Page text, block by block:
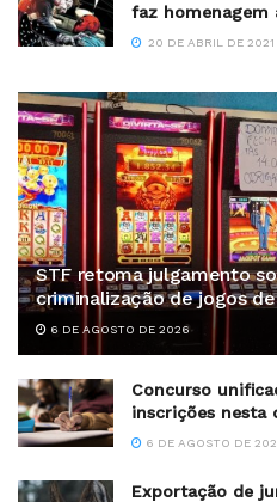
faz homenagem
20 DE ABRIL DE 2021
STF retoma julgamento
criminalização de jogos
6 DE AGOSTO DE 2026
Concurso
inscrições nesta
6 DE AGOSTO DE
Exportação de